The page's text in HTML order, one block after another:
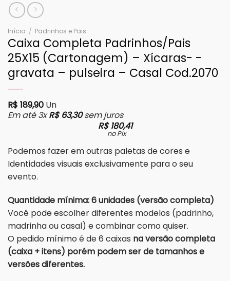
Início / Padrinhos e Pais
Caixa Completa Padrinhos/Pais
25X15 (Cartonagem) – Xícaras- -
gravata – pulseira – Casal Cod.2070
R$ 189,90 Un
Em até 3xR$63,30sem juros
R$180,41
no Pix
Podemos fazer em outras paletas de cores e
Identidades visuais exclusivamente para o seu
evento.
Quantidade mínima: 6 unidades (versão completa)
Você pode escolher diferentes modelos (padrinho,
madrinha ou casal) e combinar como quiser.
O pedido mínimo é de 6 caixas na versão completa
(caixa + itens) porém podem ser de tamanhos e
versões diferentes.